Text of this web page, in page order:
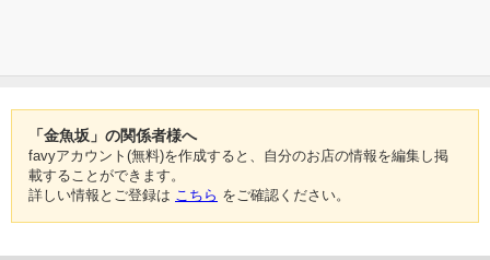
「金魚坂」の関係者様へ
favyアカウント(無料)を作成すると、自分のお店の情報を編集し掲
載することができます。
詳しい情報とご登録は こちら をご確認ください。